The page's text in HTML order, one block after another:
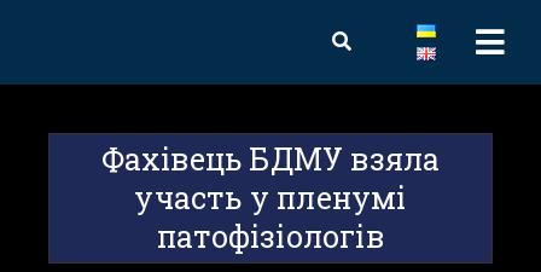
Фахівець БДМУ взяла
участь у пленумі
патофізіологів